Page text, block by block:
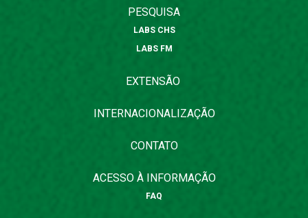
PESQUISA
LABS CHS
LABS FM
EXTENSÃO
INTERNACIONALIZAÇÃO
CONTATO
ACESSO À INFORMAÇÃO
FAQ